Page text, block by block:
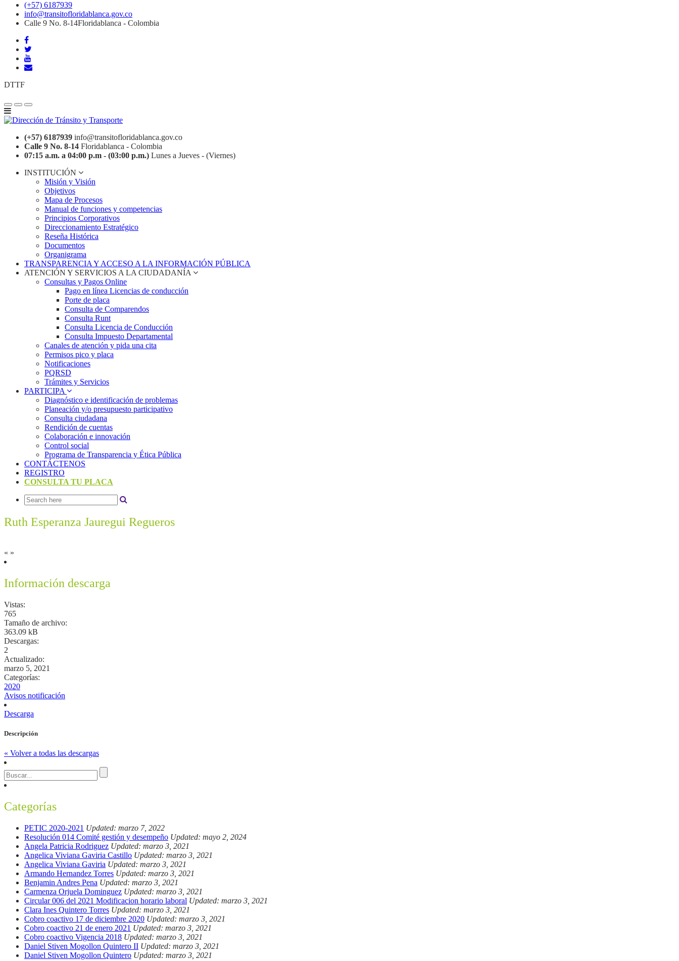
(+57) 6187939
info@transitofloridablanca.gov.co
Calle 9 No. 8-14Floridablanca - Colombia
DTTF
(+57) 6187939 info@transitofloridablanca.gov.co
Calle 9 No. 8-14 Floridablanca - Colombia
07:15 a.m. a 04:00 p.m - (03:00 p.m.) Lunes a Jueves - (Viernes)
INSTITUCIÓN
Misión y Visión
Objetivos
Mapa de Procesos
Manual de funciones y competencias
Principios Corporativos
Direccionamiento Estratégico
Reseña Histórica
Documentos
Organigrama
TRANSPARENCIA Y ACCESO A LA INFORMACIÓN PÚBLICA
ATENCIÓN Y SERVICIOS A LA CIUDADANÍA
Consultas y Pagos Online
Pago en línea Licencias de conducción
Porte de placa
Consulta de Comparendos
Consulta Runt
Consulta Licencia de Conducción
Consulta Impuesto Departamental
Canales de atención y pida una cita
Permisos pico y placa
Notificaciones
PQRSD
Trámites y Servicios
PARTICIPA
Diagnóstico e identificación de problemas
Planeación y/o presupuesto participativo​
Consulta ciudadana
Rendición de cuentas
Colaboración e innovación
Control social
Programa de Transparencia y Ética Pública
CONTÁCTENOS
REGISTRO
CONSULTA TU PLACA
Ruth Esperanza Jauregui Regueros
« »
Información descarga
Vistas:
765
Tamaño de archivo:
363.09 kB
Descargas:
2
Actualizado:
marzo 5, 2021
Categorías:
2020
Avisos notificación
Descarga
Descripción
« Volver a todas las descargas
Categorías
PETIC 2020-2021 Updated: marzo 7, 2022
Resolución 014 Comité gestión y desempeño Updated: mayo 2, 2024
Angela Patricia Rodriguez Updated: marzo 3, 2021
Angelica Viviana Gaviria Castillo Updated: marzo 3, 2021
Angelica Viviana Gaviria Updated: marzo 3, 2021
Armando Hernandez Torres Updated: marzo 3, 2021
Benjamin Andres Pena Updated: marzo 3, 2021
Carmenza Orjuela Dominguez Updated: marzo 3, 2021
Circular 006 del 2021 Modificacion horario laboral Updated: marzo 3, 2021
Clara Ines Quintero Torres Updated: marzo 3, 2021
Cobro coactivo 17 de diciembre 2020 Updated: marzo 3, 2021
Cobro coactivo 21 de enero 2021 Updated: marzo 3, 2021
Cobro coactivo Vigencia 2018 Updated: marzo 3, 2021
Daniel Stiven Mogollon Quintero II Updated: marzo 3, 2021
Daniel Stiven Mogollon Quintero Updated: marzo 3, 2021